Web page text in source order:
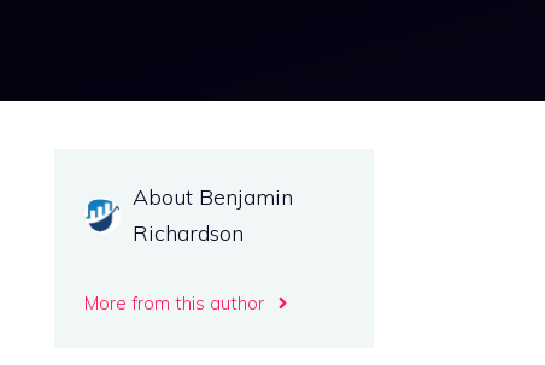
About Benjamin
Richardson
More from this author